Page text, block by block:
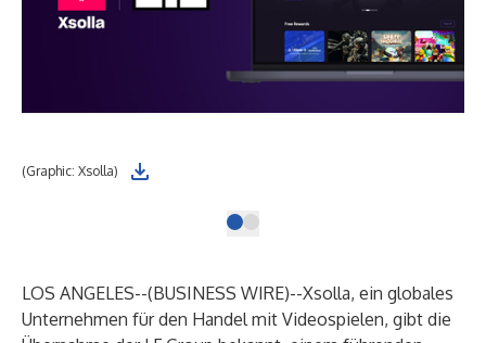
(Graphic: Xsolla)
LOS ANGELES--(BUSINESS WIRE)--Xsolla, ein globales
Unternehmen für den Handel mit Videospielen, gibt die